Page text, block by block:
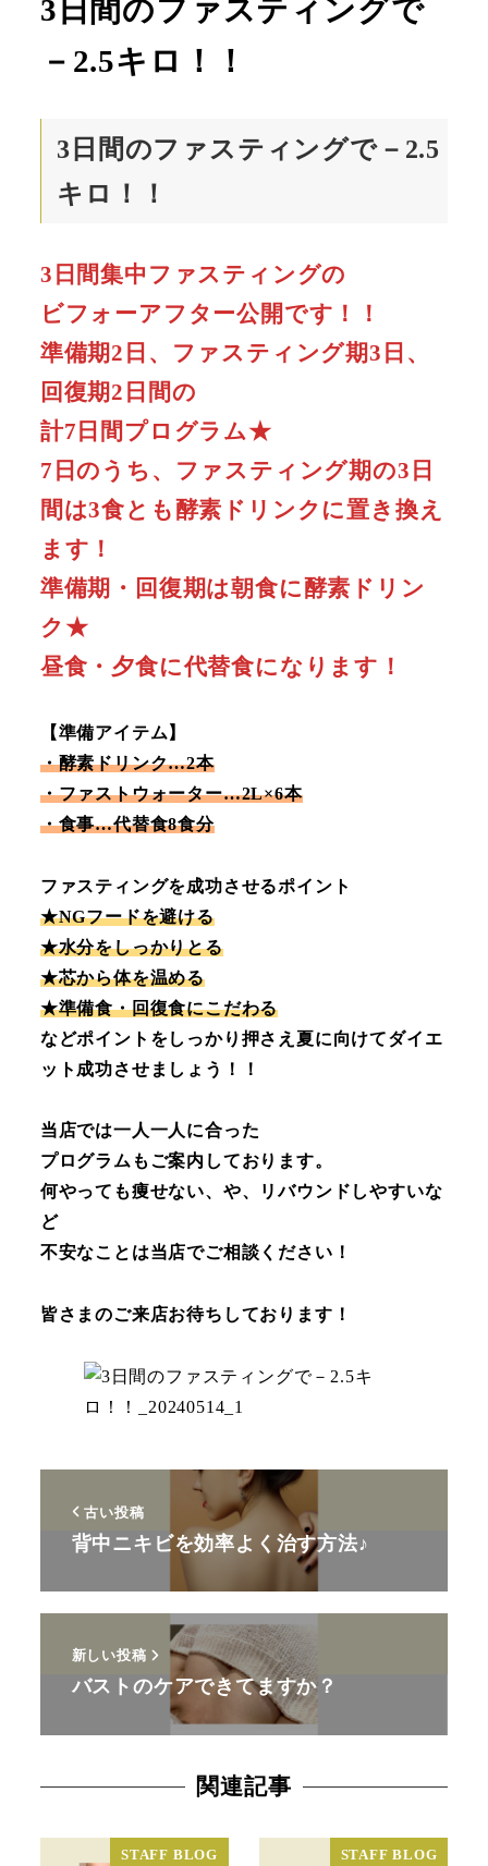
3日間のファスティングで
－2.5キロ！！
3日間のファスティングで－2.5
キロ！！
3日間集中ファスティングの
ビフォーアフター公開です！！
準備期2日、ファスティング期3日、
回復期2日間の
計7日間プログラム★
7日のうち、ファスティング期の3日
間は3食とも酵素ドリンクに置き換え
ます！
準備期・回復期は朝食に酵素ドリン
ク★
昼食・夕食に代替食になります！
【準備アイテム】
・酵素ドリンク…2本
・ファストウォーター…2L×6本
・食事…代替食8食分
ファスティングを成功させるポイント
★NGフードを避ける
★水分をしっかりとる
★芯から体を温める
★準備食・回復食にこだわる
などポイントをしっかり押さえ夏に向けてダイエ
ット成功させましょう！！
当店では一人一人に合った
プログラムもご案内しております。
何やっても痩せない、や、リバウンドしやすいな
ど
不安なことは当店でご相談ください！
皆さまのご来店お待ちしております！
古い投稿
背中ニキビを効率よく治す方法♪
新しい投稿
バストのケアできてますか？
関連記事
STAFF BLOG STAFF BLOG